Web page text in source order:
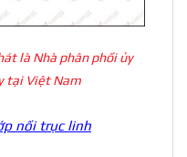
là Nhà phân phối ủy
tại Việt Nam
nối trục linh